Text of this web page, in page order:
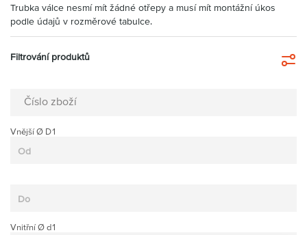
Trubka válce nesmí mít žádné otřepy a musí mít montážní úkos
podle údajů v rozměrové tabulce.
Filtrování produktů
Číslo zboží
Vnější Ø D1
Vnitřní Ø d1